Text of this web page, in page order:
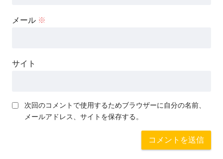
メール ※
サイト
次回のコメントで使用するためブラウザーに自分の名前、
メールアドレス、サイトを保存する。